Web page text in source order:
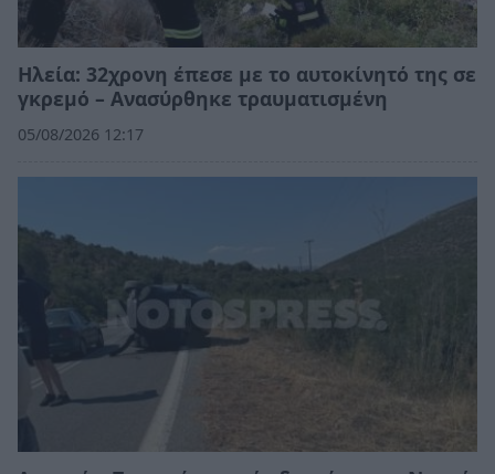
Ηλεία: 32χρονη έπεσε με το αυτοκίνητό της σε
γκρεμό – Ανασύρθηκε τραυματισμένη
05/08/2026 12:17